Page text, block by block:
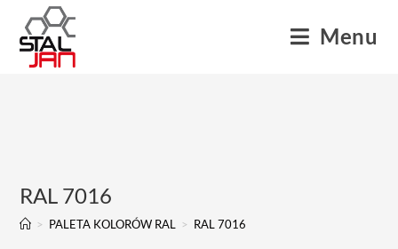
Menu
RAL 7016
> PALETA KOLORÓW RAL > RAL 7016